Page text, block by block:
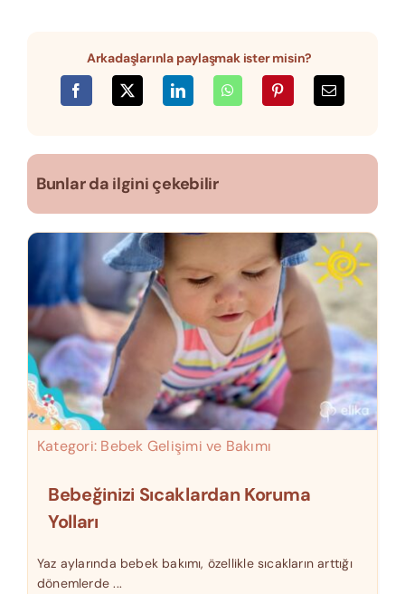
Arkadaşlarınla paylaşmak ister misin?
Bunlar da ilgini çekebilir
Kategori: Bebek Gelişimi ve Bakımı
Bebeğinizi Sıcaklardan Koruma
Yolları
Yaz aylarında bebek bakımı, özellikle sıcakların arttığı
dönemlerde ...